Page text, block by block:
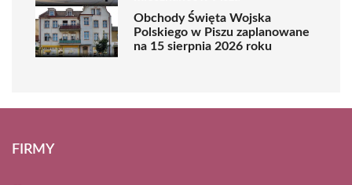
Obchody Święta Wojska
Polskiego w Piszu zaplanowane
na 15 sierpnia 2026 roku
FIRMY